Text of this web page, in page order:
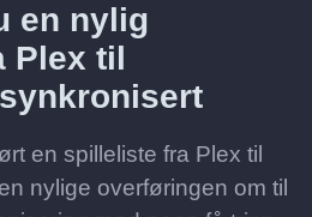
en nylig
Plex til
en spilleliste fra Plex til
nylige overføringen om til